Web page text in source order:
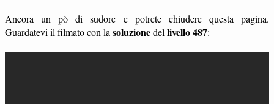
Ancora un pò di sudore e potrete chiudere questa pagina.
Guardatevi il filmato con la soluzionedel livello 487: